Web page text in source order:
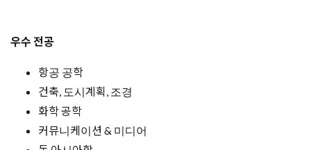
우수 전공
항공 공학
건축, 도시계획, 조경
화학 공학
커뮤니케이션 & 미디어